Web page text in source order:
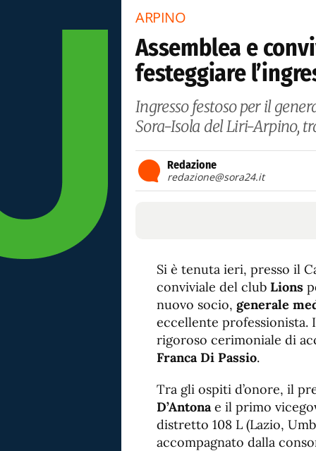
ARPINO
Assemblea e
festeggiare
Ingresso festoso per il
Sora-Isola del Liri-Arpino,
Redazione
redazione@sora24.it
Si è tenuta ieri, presso il
conviviale del club Lions
nuovo socio, generale
eccellente professionista.
rigoroso cerimoniale di
Franca Di Passio.
Tra gli ospiti d’onore, il
D’Antonae il primo
distretto 108 L (Lazio,
accompagnato dalla